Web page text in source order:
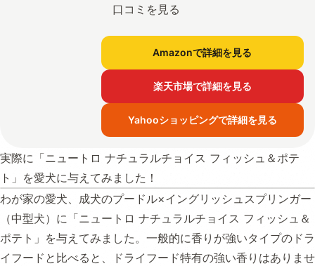
口コミを見る
Amazonで詳細を見る
楽天市場で詳細を見る
Yahooショッピングで詳細を見る
実際に「ニュートロ ナチュラルチョイス フィッシュ＆ポテ
ト」を愛犬に与えてみました！
わが家の愛犬、成犬のプードル×イングリッシュスプリンガー
（中型犬）に「ニュートロ ナチュラルチョイス フィッシュ＆
ポテト」を与えてみました。一般的に香りが強いタイプのドラ
イフードと比べると、ドライフード特有の強い香りはありませ